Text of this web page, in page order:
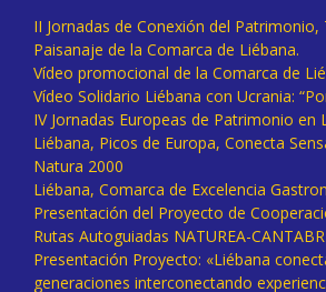
II Jornadas de Conexión del
Paisanaje de la Comarca de Liébana.
Vídeo promocional de la Comarca de
Vídeo Solidario Liébana con Ucrania:
IV Jornadas Europeas de Patrimonio en
Liébana, Picos de Europa, Conecta
Natura 2000
Liébana, Comarca de Excelencia
Presentación del Proyecto de
Rutas Autoguiadas NATUREA-
Presentación Proyecto: «Liébana
generaciones interconectando